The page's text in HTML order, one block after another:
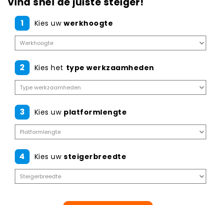
1 Kies uw werkhoogte
2 Kies het type werkzaamheden
3 Kies uw platformlengte
4 Kies uw steigerbreedte